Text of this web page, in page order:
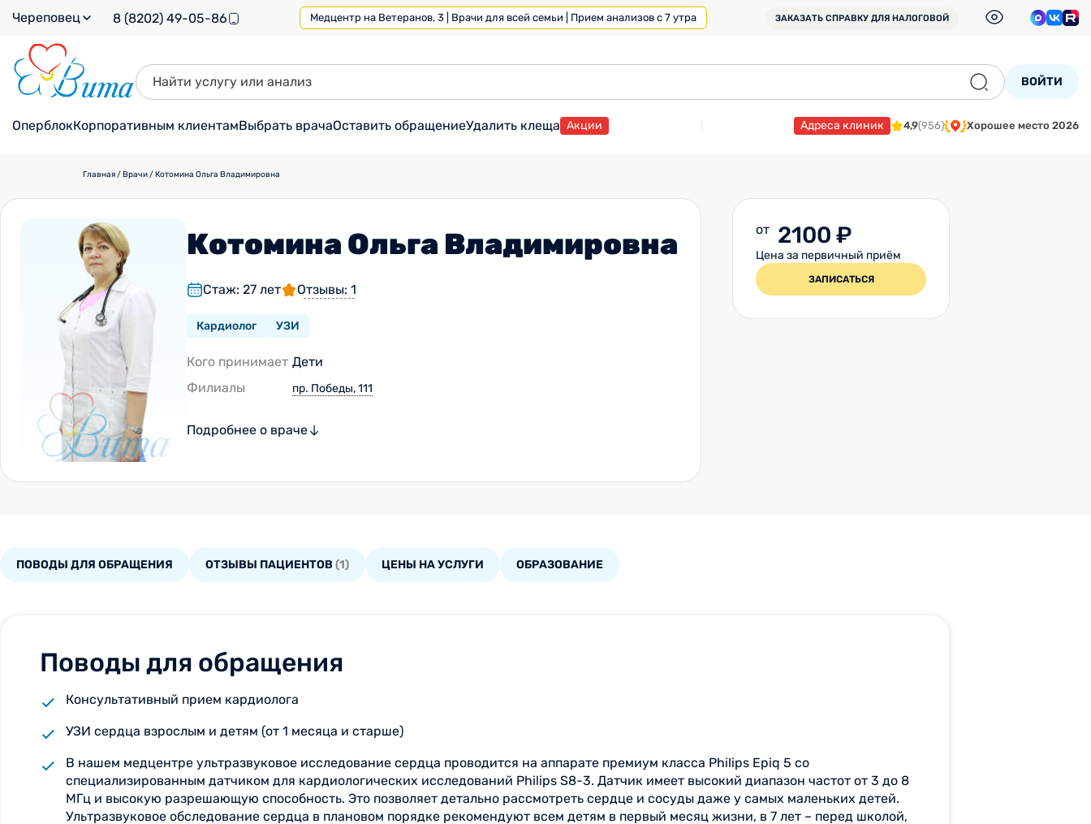
Череповец 8 (8202) 49-05-86 Медцентр на Ветеранов, 3 | Врачи для всей семьи | Прием анализов с 7 утра ЗАКАЗАТЬ СПРАВКУ ДЛЯ НАЛОГОВОЙ
ВОЙТИ
ОперблокКорпоративным клиентамВыбрать врачаОставить обращениеУдалить клеща Акции Адреса клиник 4,9(956) Хорошее место 2026
Главная/Врачи/Котомина Ольга Владимировна
Котомина Ольга Владимировна
Стаж: 27 лет Отзывы: 1
Кардиолог УЗИ
Кого принимает Дети
Филиалы
пр. Победы, 111
Подробнее о враче
от 2100 ₽
Цена за первичный приём
ЗАПИСАТЬСЯ
ПОВОДЫ ДЛЯ ОБРАЩЕНИЯ ОТЗЫВЫ ПАЦИЕНТОВ (1) ЦЕНЫ НА УСЛУГИ ОБРАЗОВАНИЕ
Поводы для обращения
Консультативный прием кардиолога
УЗИ сердца взрослым и детям (от 1 месяца и старше)
В нашем медцентре ультразвуковое исследование сердца проводится на аппарате премиум класса Philips Epiq 5 со
специализированным датчиком для кардиологических исследований Philips S8-3. Датчик имеет высокий диапазон частот от 3 до 8
МГц и высокую разрешающую способность. Это позволяет детально рассмотреть сердце и сосуды даже у самых маленьких детей.
Ультразвуковое обследование сердца в плановом порядке рекомендуют всем детям в первый месяц жизни, в 7 лет – перед школой,